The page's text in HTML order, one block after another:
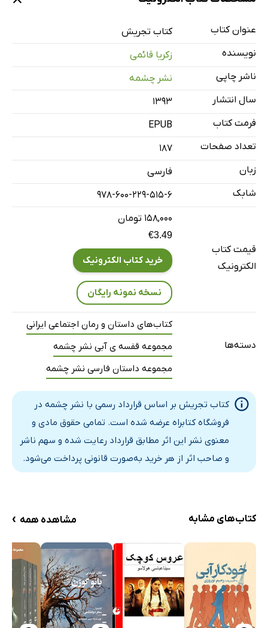
عنوان کتاب
کتاب تجریش
نویسنده
زکریا قائمی
ناشر چاپی
نشر چشمه
سال انتشار
۱۳۹۳
فرمت کتاب
EPUB
تعداد صفحات
187
زبان
فارسی
شابک
978-600-229-515-6
قیمت کتاب
الکترونیک
۱۵۸,۰۰۰ تومان
€3.49
خرید کتاب الکترونیک
نسخه نمونه رایگان
دسته‌ها
کتاب‌های داستان و رمان اجتماعی ایرانی
مجموعه قفسه ی آبی نشر چشمه
مجموعه داستان فارسی نشر چشمه
کتاب تجریش بر اساس قرارداد رسمی با نشر چشمه در
فروشگاه کتابراه عرضه شده است. تمامی حقوق مادی و
معنوی نشر این اثر مطابق قرارداد رعایت شده و سهم ناشر
و صاحب اثر از هر خرید به‌صورت قانونی پرداخت می‌شود.
کتاب‌های مشابه مشاهده همه ›